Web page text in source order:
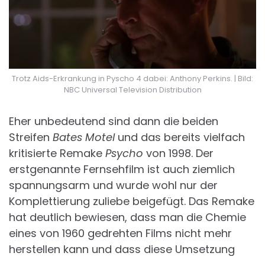
Trotz Aids-Erkrankung in Pyscho 4 dabei: Anthony Perkins. | Bild:
NBC Universal Television Distribution
Eher unbedeutend sind dann die beiden
Streifen Bates Motel und das bereits vielfach
kritisierte Remake Psycho von 1998. Der
erstgenannte Fernsehfilm ist auch ziemlich
spannungsarm und wurde wohl nur der
Komplettierung zuliebe beigefügt. Das Remake
hat deutlich bewiesen, dass man die Chemie
eines von 1960 gedrehten Films nicht mehr
herstellen kann und dass diese Umsetzung